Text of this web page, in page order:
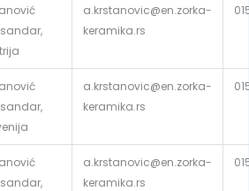
a.krstanovic@en.zorka-
keramika.rs
a.krstanovic@en.zorka-
keramika.rs
a.krstanovic@en.zorka-
keramika.rs